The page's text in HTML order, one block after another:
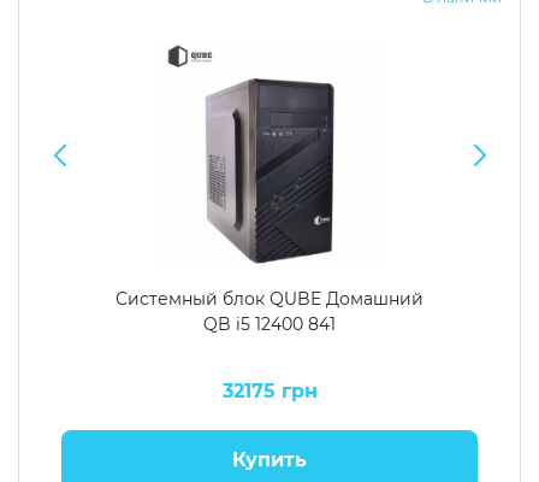
Системный блок QUBE Домашний
QB i5 12400 841
32175 грн
Купить